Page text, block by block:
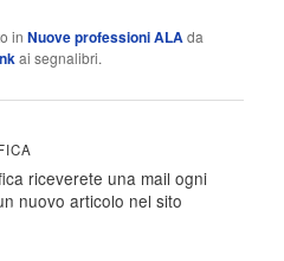
inNuove professioni ALAda
ai segnalibri.
riceverete una mail ogni
nuovo articolo nel sito